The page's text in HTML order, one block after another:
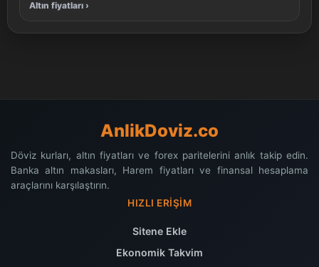
Altın fiyatları ›
AnlikDoviz.co
Döviz kurları, altın fiyatları ve forex paritelerini anlık takip edin.
Banka altın makasları, Harem fiyatları ve finansal hesaplama
araçlarını karşılaştırın.
HIZLI ERIŞIM
Sitene Ekle
Ekonomik Takvim